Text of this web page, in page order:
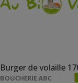
Burger de volaille
BOUCHERIE ABC